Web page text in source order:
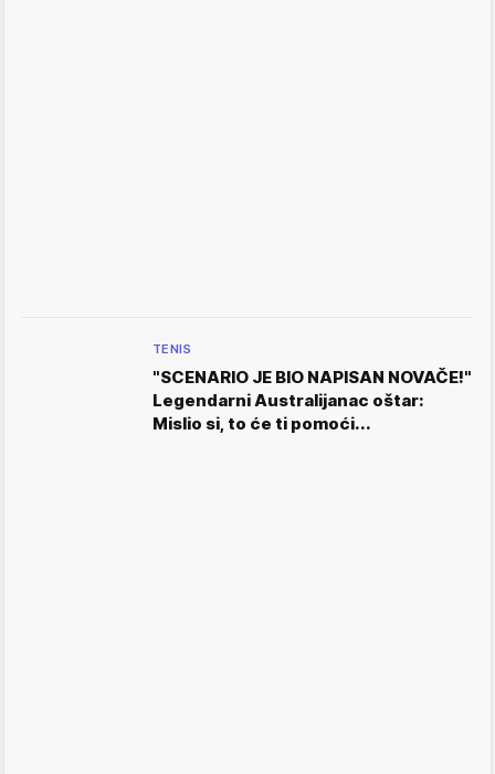
TENIS
"SCENARIO JE BIO NAPISAN NOVAČE!"
Legendarni Australijanac oštar:
Mislio si, to će ti pomoći...